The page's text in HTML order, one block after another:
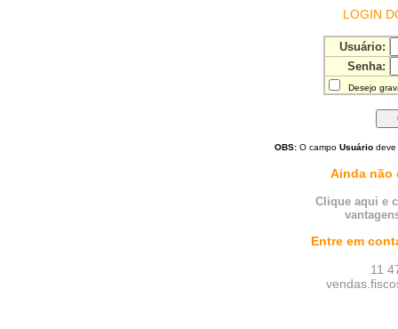
LOGIN
Usuário:
Senha:
Desejo
OBS:O campo Usuáriodeve
Ainda não
Clique aqui e
Entre em
11